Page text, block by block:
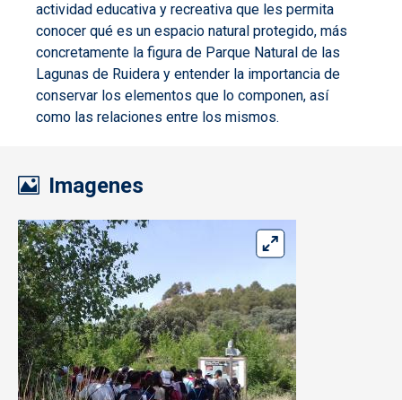
actividad educativa y recreativa que les permita
conocer qué es un espacio natural protegido, más
concretamente la figura de Parque Natural de las
Lagunas de Ruidera y entender la importancia de
conservar los elementos que lo componen, así
como las relaciones entre los mismos.
Imagenes